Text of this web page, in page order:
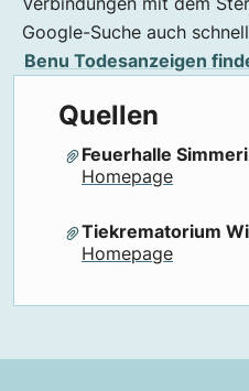
Google-Suche auch
Benu Todesanzeigen
Quellen
Feuerhalle
Homepage
Tiekrematorium
Homepage